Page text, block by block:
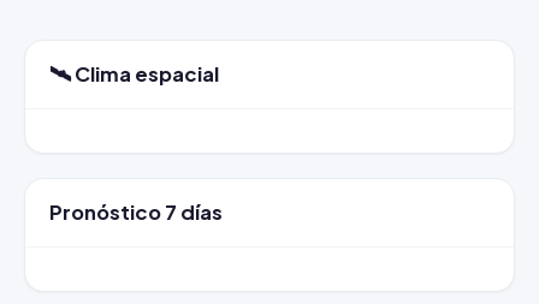
🛰️ Clima espacial
Pronóstico 7 días